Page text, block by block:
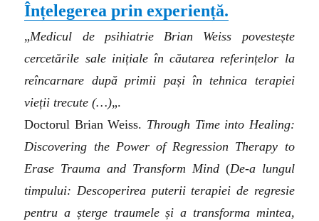
Înțelegerea prin experiență.
„Medicul de psihiatrie Brian Weiss povestește
cercetările sale inițiale în căutarea referințelor la
reîncarnare după primii pași în tehnica terapiei
vieții trecute (…)„.
Doctorul Brian Weiss. Through Time into Healing:
Discovering the Power of Regression Therapy to
Erase Trauma and Transform Mind(De-a lungul
timpului: Descoperirea puterii terapiei de regresie
pentru a șterge traumele și a transforma mintea,